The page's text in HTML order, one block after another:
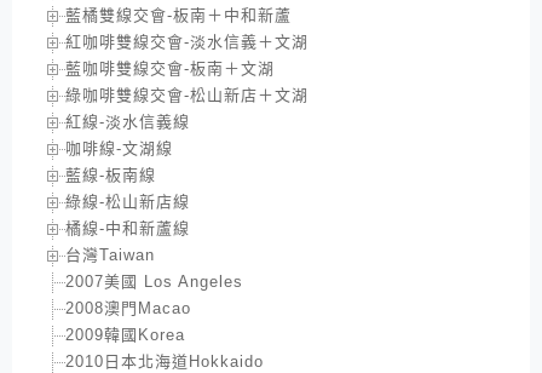
藍橘雙線交會-板南＋中和新蘆
紅咖啡雙線交會-淡水信義＋文湖
藍咖啡雙線交會-板南＋文湖
綠咖啡雙線交會-松山新店＋文湖
紅線-淡水信義線
咖啡線-文湖線
藍線-板南線
綠線-松山新店線
橘線-中和新蘆線
台灣Taiwan
2007美國 Los Angeles
2008澳門Macao
2009韓國Korea
2010日本北海道Hokkaido